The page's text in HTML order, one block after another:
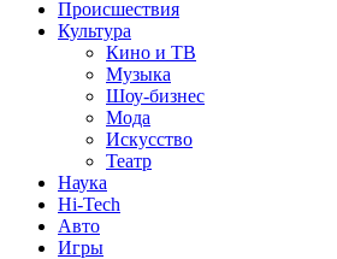
Происшествия
Культура
Кино и ТВ
Музыка
Шоу-бизнес
Мода
Искусство
Театр
Наука
Hi-Tech
Авто
Игры